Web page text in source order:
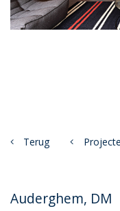
Terug
Auderghem, DM